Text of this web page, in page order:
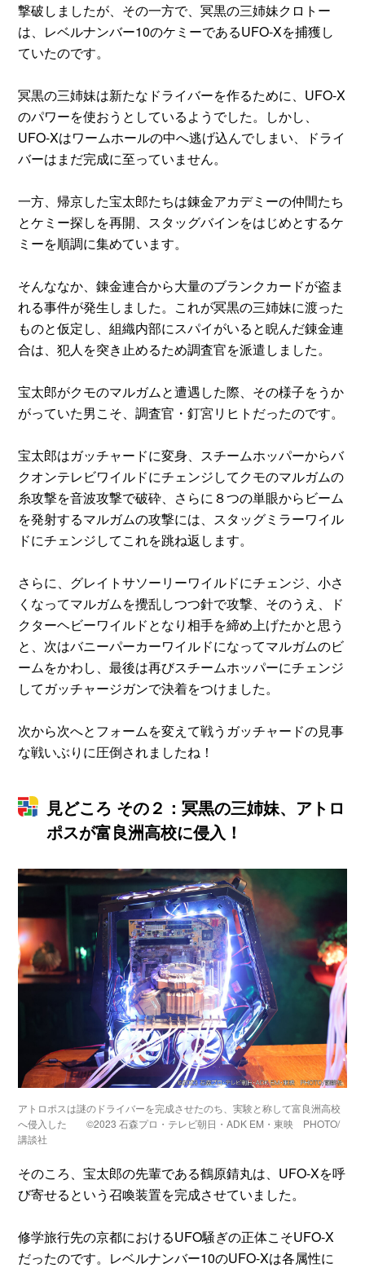
撃破しましたが、その一方で、冥黒の三姉妹クロトー
は、レベルナンバー10のケミーであるUFO‐Xを捕獲し
ていたのです。
冥黒の三姉妹は新たなドライバーを作るために、UFO‐X
のパワーを使おうとしているようでした。しかし、
UFO‐Xはワームホールの中へ逃げ込んでしまい、ドライ
バーはまだ完成に至っていません。
一方、帰京した宝太郎たちは錬金アカデミーの仲間たち
とケミー探しを再開、スタッグバインをはじめとするケ
ミーを順調に集めています。
そんななか、錬金連合から大量のブランクカードが盗ま
れる事件が発生しました。これが冥黒の三姉妹に渡った
ものと仮定し、組織内部にスパイがいると睨んだ錬金連
合は、犯人を突き止めるため調査官を派遣しました。
宝太郎がクモのマルガムと遭遇した際、その様子をうか
がっていた男こそ、調査官・釘宮リヒトだったのです。
宝太郎はガッチャードに変身、スチームホッパーからバ
クオンテレビワイルドにチェンジしてクモのマルガムの
糸攻撃を音波攻撃で破砕、さらに８つの単眼からビーム
を発射するマルガムの攻撃には、スタッグミラーワイル
ドにチェンジしてこれを跳ね返します。
さらに、グレイトサソーリーワイルドにチェンジ、小さ
くなってマルガムを攪乱しつつ針で攻撃、そのうえ、ド
クターヘビーワイルドとなり相手を締め上げたかと思う
と、次はバニーパーカーワイルドになってマルガムのビ
ームをかわし、最後は再びスチームホッパーにチェンジ
してガッチャージガンで決着をつけました。
次から次へとフォームを変えて戦うガッチャードの見事
な戦いぶりに圧倒されましたね！
見どころ その２：冥黒の三姉妹、アトロ
ポスが富良洲高校に侵入！
アトロポスは謎のドライバーを完成させたのち、実験と称して富良洲高校
へ侵入した ©2023 石森プロ・テレビ朝日・ADK EM・東映 PHOTO/
講談社
そのころ、宝太郎の先輩である鶴原錆丸は、UFO‐Xを呼
び寄せるという召喚装置を完成させていました。
修学旅行先の京都におけるUFO騒ぎの正体こそUFO‐X
だったのです。レベルナンバー10のUFO-Xは各属性に